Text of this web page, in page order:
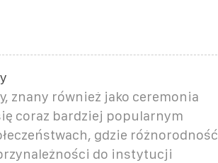
znany również jako ceremonia
coraz bardziej popularnym
gdzie różnorodność
do instytucji